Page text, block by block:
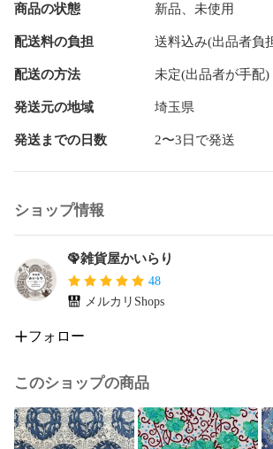
商品の状態 新品、未使用
配送料の負担 送料込み(出品者負
配送の方法 未定(出品者が手配)
発送元の地域 埼玉県
発送までの日数 2〜3日で発送
ショップ情報
🦚雑貨屋かいらり
48
メルカリShops
フォロー
このショップの商品